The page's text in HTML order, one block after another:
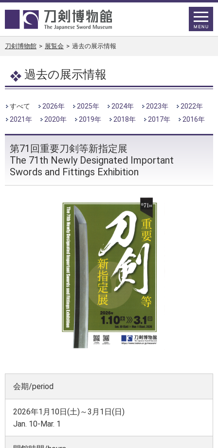
刀剣博物館 > 展覧会 > 過去の展示情報
過去の展示情報
すべて 2026年 2025年 2024年 2023年
2022年
2021年
2020年 2019年 2018年 2017年 2016年
第71回重要刀剣等新指定展
The 71th Newly Designated Important
Swords and Fittings Exhibition
会期/period
2026年1月10日(土)～3月1日(日)
Jan. 10-Mar. 1